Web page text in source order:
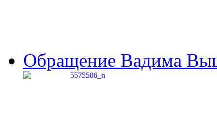
Обращение Вадима